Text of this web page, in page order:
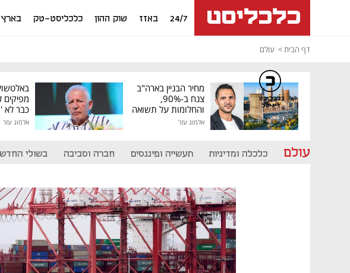
24/7 באזז שוק ההון כלכליסט-טק בארץ
דף הבית עולם
מחיר הבניין בארה"ב
צנח ב-90%,
והחלומות על תשואה
גבוהה התנפצו
אלמוג עזר
מפיקים
כבר לא
של
אלמוג עזר
עולם כלכלה ומדיניות תעשייה ופיננסים חברה וסביבה בשולי
כלכליסט
דיגיטל